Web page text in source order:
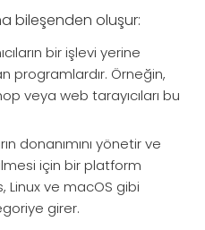
bileşenden oluşur:
bir işlevi yerine
programlardır. Örneğin,
veya web tarayıcıları bu
donanımını yönetir ve
için bir platform
Linux ve macOS gibi
girer.